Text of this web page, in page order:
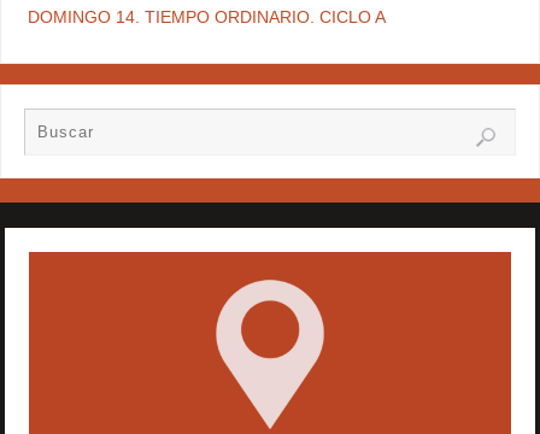
DOMINGO 14. TIEMPO ORDINARIO. CICLO A